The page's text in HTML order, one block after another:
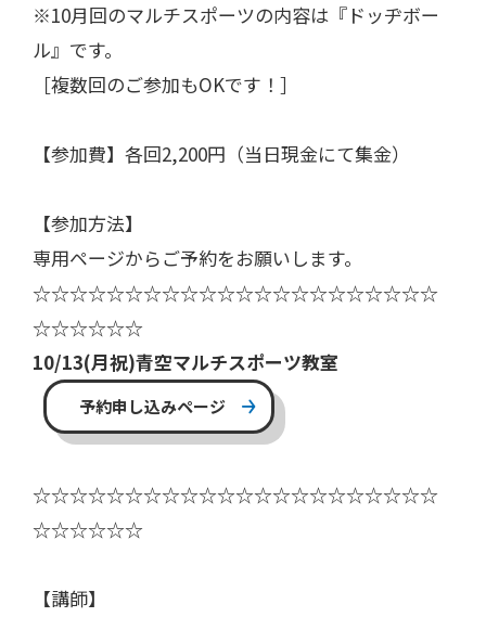
※10月回のマルチスポーツの内容は『ドッヂボー
ル』です。
［複数回のご参加もOKです！］
【参加費】各回2,200円（当日現金にて集金）
【参加方法】
専用ページからご予約をお願いします。
☆☆☆☆☆☆☆☆☆☆☆☆☆☆☆☆☆☆☆☆☆☆
☆☆☆☆☆☆
10/13(月祝)青空マルチスポーツ教室
予約申し込みページ
☆☆☆☆☆☆☆☆☆☆☆☆☆☆☆☆☆☆☆☆☆☆
☆☆☆☆☆☆
【講師】